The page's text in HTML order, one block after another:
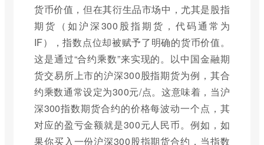
货币价值，但在其衍生品市场中，尤其是股指
期货（如沪深300股指期货，代码通常为
IF），指数点位却被赋予了明确的货币价值。
这是通过“合约乘数”来实现的。以中国金融期
货交易所上市的沪深300股指期货为例，其合
约乘数通常设定为300元/点。这意味着，当沪
深300指数期货合约的价格每波动一个点，其
对应的盈亏金额就是300元人民币。例如，如
果你买入一份沪深300股指期货合约，当指数